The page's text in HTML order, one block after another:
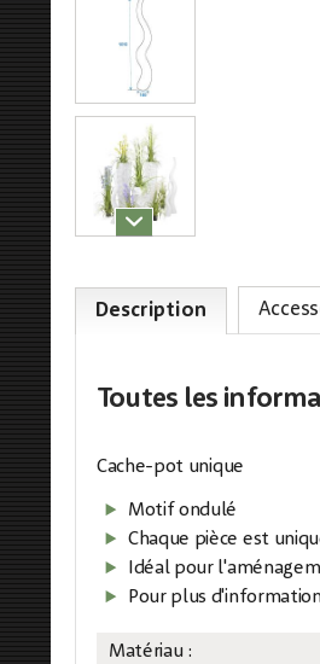
Description
Toutes les
Cache-pot unique
Motif ondulé
Chaque pièce est
Idéal pour
Pour plus
Matériau :